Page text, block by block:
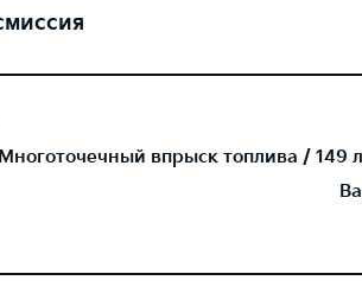
впрыск топлива / 149